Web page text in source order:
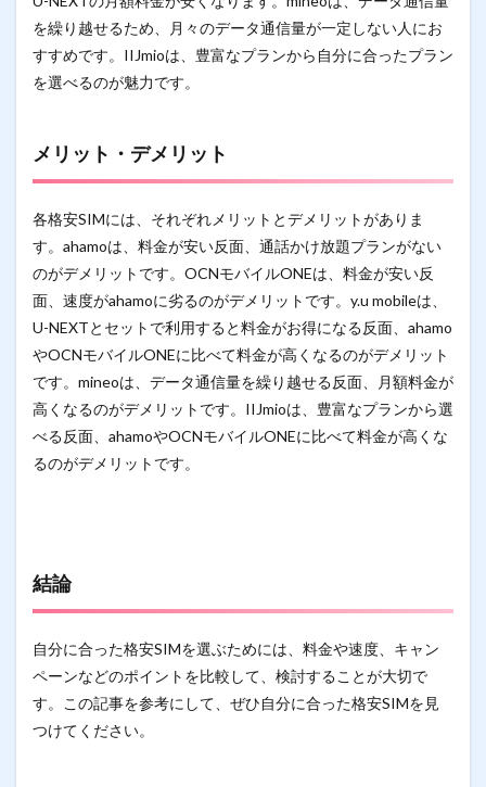
を繰り越せるため、月々のデータ通信量が一定しない人にお
すすめです。IIJmioは、豊富なプランから自分に合ったプラン
を選べるのが魅力です。
メリット・デメリット
各格安SIMには、それぞれメリットとデメリットがありま
す。ahamoは、料金が安い反面、通話かけ放題プランがない
のがデメリットです。OCNモバイルONEは、料金が安い反
面、速度がahamoに劣るのがデメリットです。y.u mobileは、
U-NEXTとセットで利用すると料金がお得になる反面、ahamo
やOCNモバイルONEに比べて料金が高くなるのがデメリット
です。mineoは、データ通信量を繰り越せる反面、月額料金が
高くなるのがデメリットです。IIJmioは、豊富なプランから選
べる反面、ahamoやOCNモバイルONEに比べて料金が高くな
るのがデメリットです。
結論
自分に合った格安SIMを選ぶためには、料金や速度、キャン
ペーンなどのポイントを比較して、検討することが大切で
す。この記事を参考にして、ぜひ自分に合った格安SIMを見
つけてください。